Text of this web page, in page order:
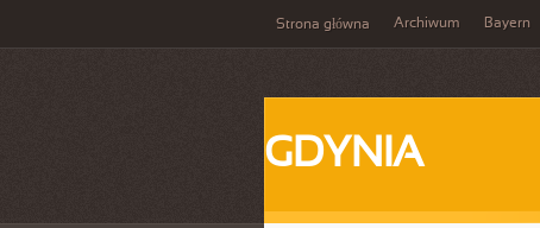
Strona główna Archiwum Bayern
GDYNIA